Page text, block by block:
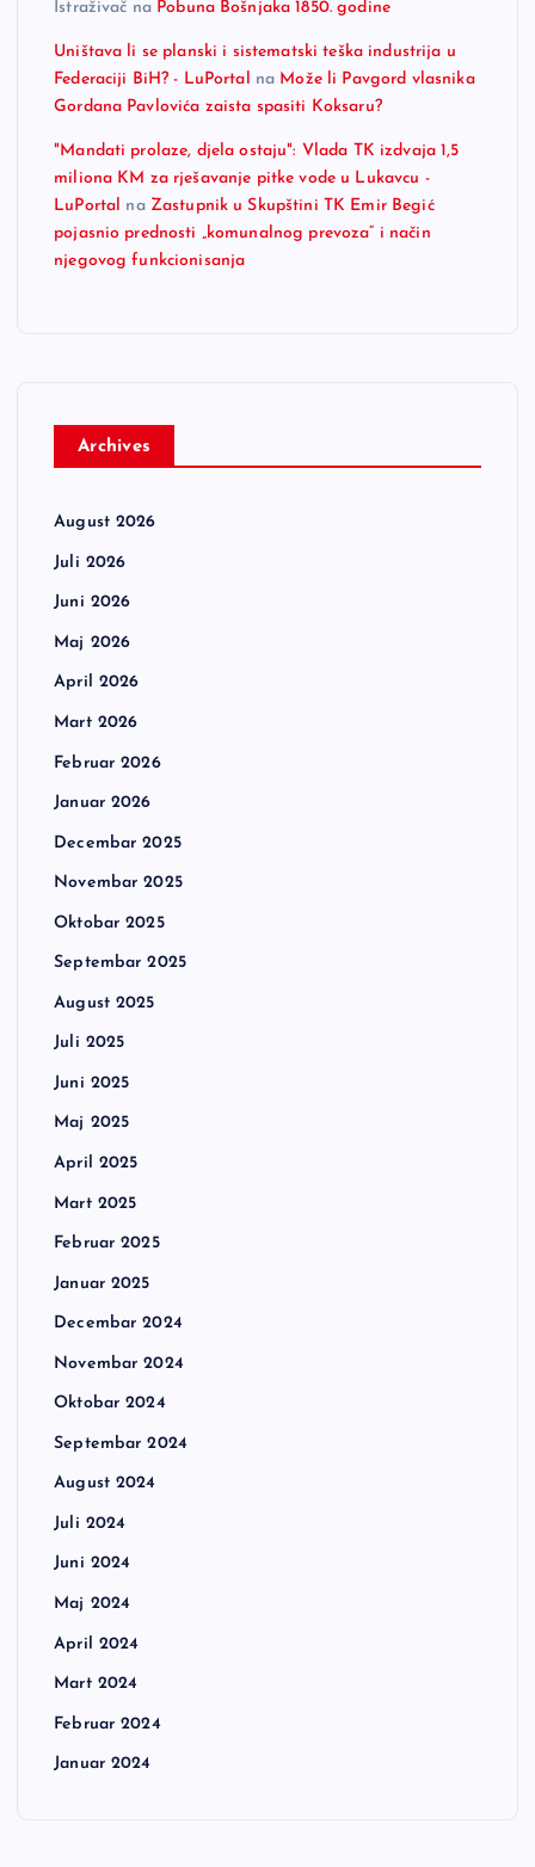
Istraživač na Pobuna Bošnjaka 1850. godine
Uništava li se planski i sistematski teška industrija u
Federaciji BiH? - LuPortal na Može li Pavgord vlasnika
Gordana Pavlovića zaista spasiti Koksaru?
"Mandati prolaze, djela ostaju": Vlada TK izdvaja 1,5
miliona KM za rješavanje pitke vode u Lukavcu -
LuPortal na Zastupnik u Skupštini TK Emir Begić
pojasnio prednosti „komunalnog prevoza“ i način
njegovog funkcionisanja
Archives
August 2026
Juli 2026
Juni 2026
Maj 2026
April 2026
Mart 2026
Februar 2026
Januar 2026
Decembar 2025
Novembar 2025
Oktobar 2025
Septembar 2025
August 2025
Juli 2025
Juni 2025
Maj 2025
April 2025
Mart 2025
Februar 2025
Januar 2025
Decembar 2024
Novembar 2024
Oktobar 2024
Septembar 2024
August 2024
Juli 2024
Juni 2024
Maj 2024
April 2024
Mart 2024
Februar 2024
Januar 2024